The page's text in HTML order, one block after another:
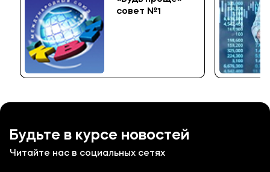
совет №1
Будьте в курсе новостей
Читайте нас в социальных сетях